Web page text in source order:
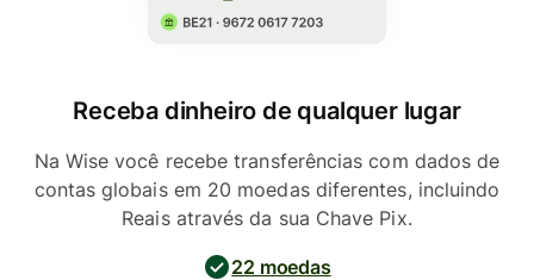
Receba dinheiro de qualquer lugar
Na Wise você recebe transferências com dados de
contas globais em 20 moedas diferentes, incluindo
Reais através da sua Chave Pix.
22 moedas